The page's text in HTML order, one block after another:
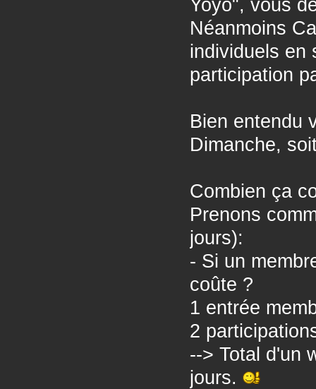
Yoyo", vous
Néanmoins
individuels en
participation
Bien entendu
Dimanche,
Combien ça
Prenons
jours):
- Si un
coûte ?
1 entrée
2
--> Total d'un
jours.